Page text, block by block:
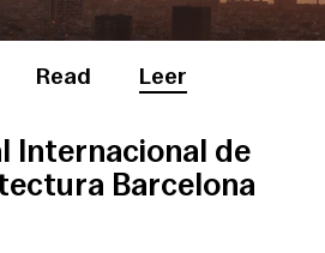
Read Leer
Internacional de
Barcelona